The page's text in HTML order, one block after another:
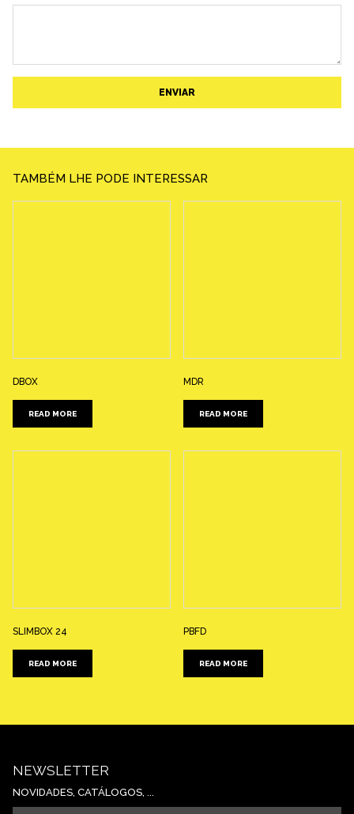
ENVIAR
TAMBÉM LHE PODE INTERESSAR
DBOX
READ MORE
MDR
READ MORE
SLIMBOX 24
READ MORE
PBFD
READ MORE
NEWSLETTER
NOVIDADES, CATÁLOGOS, ...